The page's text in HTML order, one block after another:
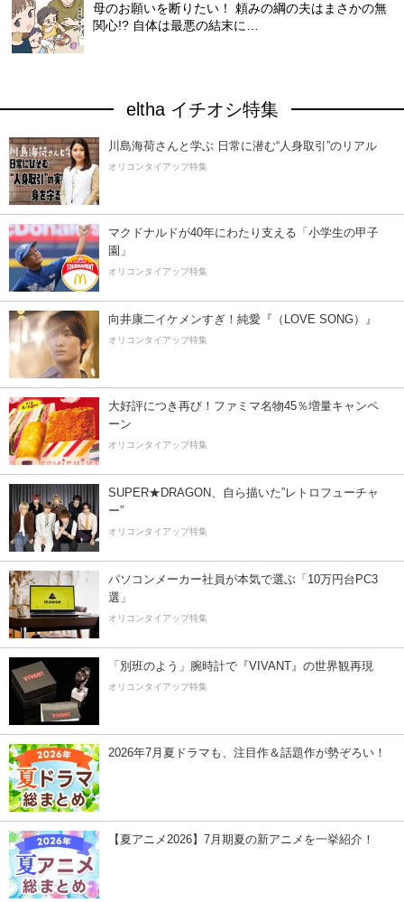
母のお願いを断りたい！ 頼みの綱の夫はまさかの無
関心!? 自体は最悪の結末に…
eltha イチオシ特集
川島海荷さんと学ぶ 日常に潜む“人身取引”のリアル
オリコンタイアップ特集
マクドナルドが40年にわたり支える「小学生の甲子
園」
オリコンタイアップ特集
向井康二イケメンすぎ！純愛『（LOVE SONG）』
オリコンタイアップ特集
大好評につき再び！ファミマ名物45％増量キャンペ
ーン
オリコンタイアップ特集
SUPER★DRAGON、自ら描いた”レトロフューチャ
ー”
オリコンタイアップ特集
パソコンメーカー社員が本気で選ぶ「10万円台PC3
選」
オリコンタイアップ特集
「別班のよう」腕時計で『VIVANT』の世界観再現
オリコンタイアップ特集
2026年7月夏ドラマも、注目作＆話題作が勢ぞろい！
【夏アニメ2026】7月期夏の新アニメを一挙紹介！